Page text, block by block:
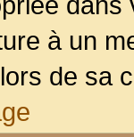
à un
de sa